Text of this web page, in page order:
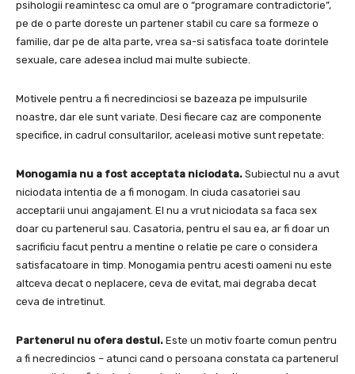
psihologii reamintesc ca omul are o “programare contradictorie”,
pe de o parte doreste un partener stabil cu care sa formeze o
familie, dar pe de alta parte, vrea sa-si satisfaca toate dorintele
sexuale, care adesea includ mai multe subiecte.
Motivele pentru a fi necredinciosi se bazeaza pe impulsurile
noastre, dar ele sunt variate. Desi fiecare caz are componente
specifice, in cadrul consultarilor, aceleasi motive sunt repetate:
Monogamia nu a fost acceptata niciodata. Subiectul nu a avut
niciodata intentia de a fi monogam. In ciuda casatoriei sau
acceptarii unui angajament. El nu a vrut niciodata sa faca sex
doar cu partenerul sau. Casatoria, pentru el sau ea, ar fi doar un
sacrificiu facut pentru a mentine o relatie pe care o considera
satisfacatoare in timp. Monogamia pentru acesti oameni nu este
altceva decat o neplacere, ceva de evitat, mai degraba decat
ceva de intretinut.
Partenerul nu ofera destul. Este un motiv foarte comun pentru
a fi necredincios – atunci cand o persoana constata ca partenerul